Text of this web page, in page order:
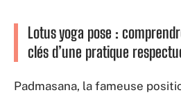
Lotus yoga pose :
clés d’une pratique
Padmasana, la fameuse